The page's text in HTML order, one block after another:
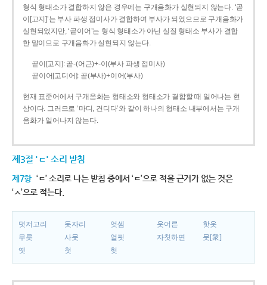
형식 형태소가 결합하지 않은 경우에는 구개음화가 실현되지 않는다. ‘곧
이[고지]’는 부사 파생 접미사가 결합하여 부사가 되었으므로 구개음화가
실현되었지만, ‘곧이어’는 형식 형태소가 아닌 실질 형태소 부사가 결합
한 말이므로 구개음화가 실현되지 않는다.
곧이[고지]: 곧-­(어근)+­-이(부사 파생 접미사)
곧이어[고디어]: 곧(부사)+이어(부사)
현재 표준어에서 구개음화는 형태소와 형태소가 결합할 때 일어나는 현
상이다. 그러므로 ‘마디, 견디다’와 같이 하나의 형태소 내부에서는 구개
음화가 일어나지 않는다.
제3절 'ㄷ' 소리 받침
제7항 ‘ㄷ’ 소리로 나는 받침 중에서 ‘ㄷ’으로 적을 근거가 없는 것은
‘ㅅ’으로 적는다.
덧저고리 돗자리 엇셈 웃어른
핫옷
무릇
사뭇 얼핏 자칫하면
뭇[衆]
옛
첫 헛